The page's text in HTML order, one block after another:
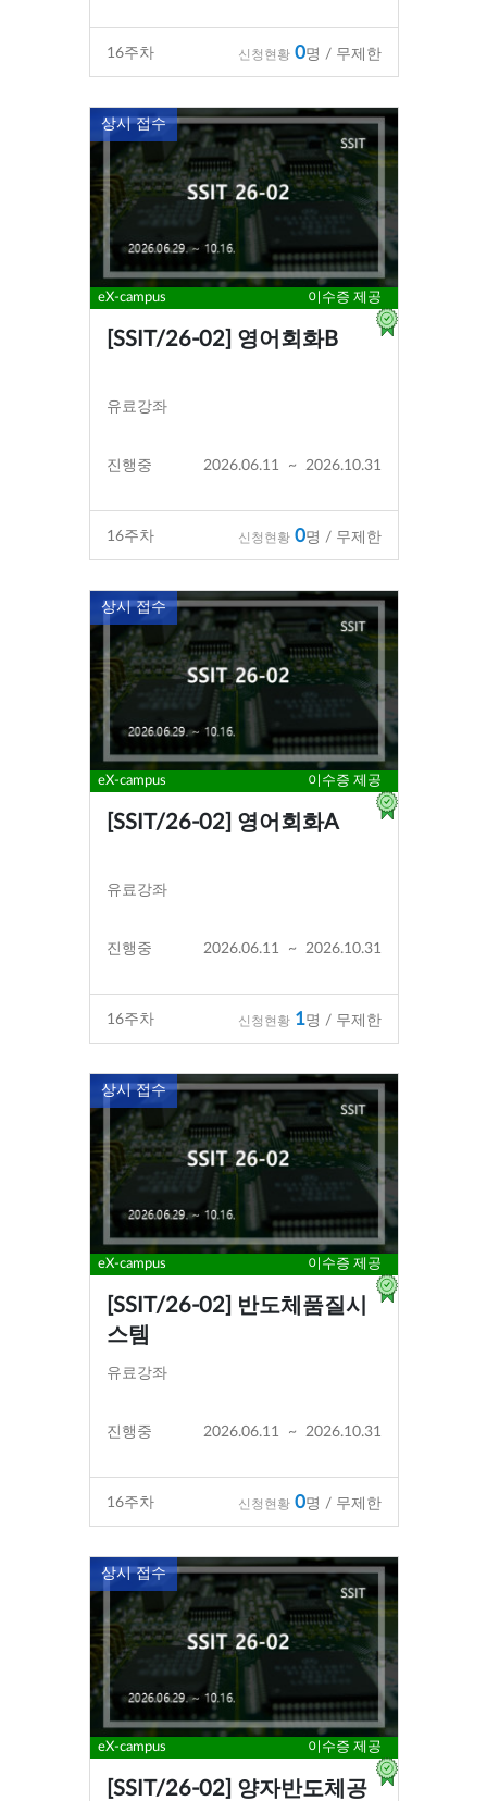
16주차 신청현황 0명 / 무제한
상시 접수
eX-campus 이수증 제공
[SSIT/26-02] 영어회화B
유료강좌
진행중 2026.06.11 ~ 2026.10.31
16주차 신청현황 0명 / 무제한
상시 접수
eX-campus 이수증 제공
[SSIT/26-02] 영어회화A
유료강좌
진행중 2026.06.11 ~ 2026.10.31
16주차 신청현황 1명 / 무제한
상시 접수
eX-campus 이수증 제공
[SSIT/26-02] 반도체품질시
스템
유료강좌
진행중 2026.06.11 ~ 2026.10.31
16주차 신청현황 0명 / 무제한
상시 접수
eX-campus 이수증 제공
[SSIT/26-02] 양자반도체공